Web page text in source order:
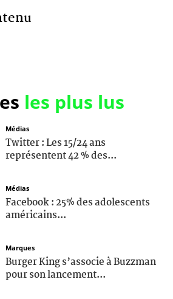
les plus lus
Médias
Twitter : Les 15/24 ans
représentent 42 % des...
Médias
Facebook : 25% des adolescents
américains...
Marques
Burger King s’associe à Buzzman
pour son lancement...